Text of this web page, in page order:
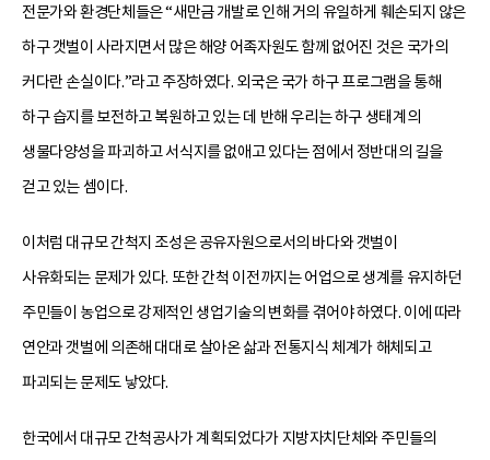
전문가와 환경단체들은 “새만금 개발로 인해 거의 유일하게 훼손되지 않은
하구 갯벌이 사라지면서 많은 해양 어족자원도 함께 없어진 것은 국가의
커다란 손실이다.”라고 주장하였다. 외국은 국가 하구 프로그램을 통해
하구 습지를 보전하고 복원하고 있는 데 반해 우리는 하구 생태계의
생물다양성을 파괴하고 서식지를 없애고 있다는 점에서 정반대의 길을
걷고 있는 셈이다.
이처럼 대규모 간척지 조성은 공유자원으로서의 바다와 갯벌이
사유화되는 문제가 있다. 또한 간척 이전까지는 어업으로 생계를 유지하던
주민들이 농업으로 강제적인 생업기술의 변화를 겪어야 하였다. 이에 따라
연안과 갯벌에 의존해 대대로 살아온 삶과 전통지식 체계가 해체되고
파괴되는 문제도 낳았다.
한국에서 대규모 간척공사가 계획되었다가 지방자치단체와 주민들의